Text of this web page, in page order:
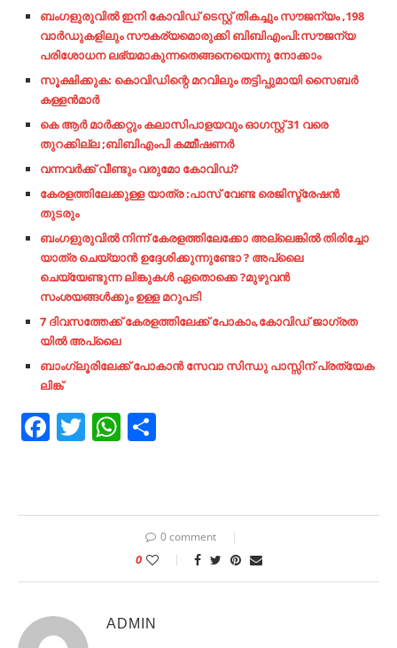
ബംഗളുരുവിൽ ഇനി കോവിഡ് ടെസ്റ്റ് തികച്ചും സൗജന്യം ,198
വാർഡുകളിലും സൗകര്യമൊരുക്കി ബിബിഎംപി:സൗജന്യ
പരിശോധന ലഭ്യമാകുന്നതെങ്ങനെയെന്നു നോക്കാം
സൂക്ഷിക്കുക: കൊവിഡിന്റെ മറവിലും തട്ടിപ്പുമായി സൈബര്‍
കള്ളന്‍മാര്‍
കെ ആർ മാർക്കറ്റും കലാസിപാളയവും ഓഗസ്റ്റ് 31 വരെ
തുറക്കില്ല ;ബിബിഎംപി കമ്മീഷണർ
വന്നവര്‍ക്ക്​ വീണ്ടും വരുമോ കോവിഡ്​?
കേരളത്തിലേക്കുള്ള യാത്ര :പാസ് വേണ്ട രെജിസ്ട്രേഷൻ
തുടരും
ബംഗളുരുവിൽ നിന്ന് കേരളത്തിലേക്കോ അല്ലെങ്കിൽ തിരിച്ചോ
യാത്ര ചെയ്യാൻ ഉദ്ദേശിക്കുന്നുണ്ടോ ? അപ്ലൈ
ചെയ്യേണ്ടുന്ന ലിങ്കുകൾ ഏതൊക്കെ ?മുഴുവൻ
സംശയങ്ങൾക്കും ഉള്ള മറുപടി
7 ദിവസത്തേക്ക് കേരളത്തിലേക്ക് പോകാം,കോവിഡ് ജാഗ്രത
യിൽ അപ്ലൈ
ബാംഗ്ലൂരിലേക്ക് പോകാൻ സേവാ സിന്ധു പാസ്സിന് പ്രത്യേക
ലിങ്ക്
Facebook
TwitterWhatsApp
0 comment
0
ADMIN